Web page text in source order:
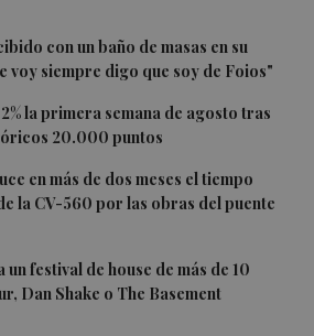
con un baño de masas en su
voy siempre digo que soy de Foios"
la primera semana de agosto tras
20.000 puntos
en más de dos meses el tiempo
la CV-560 por las obras del puente
un festival de house de más de 10
Dan Shake o The Basement